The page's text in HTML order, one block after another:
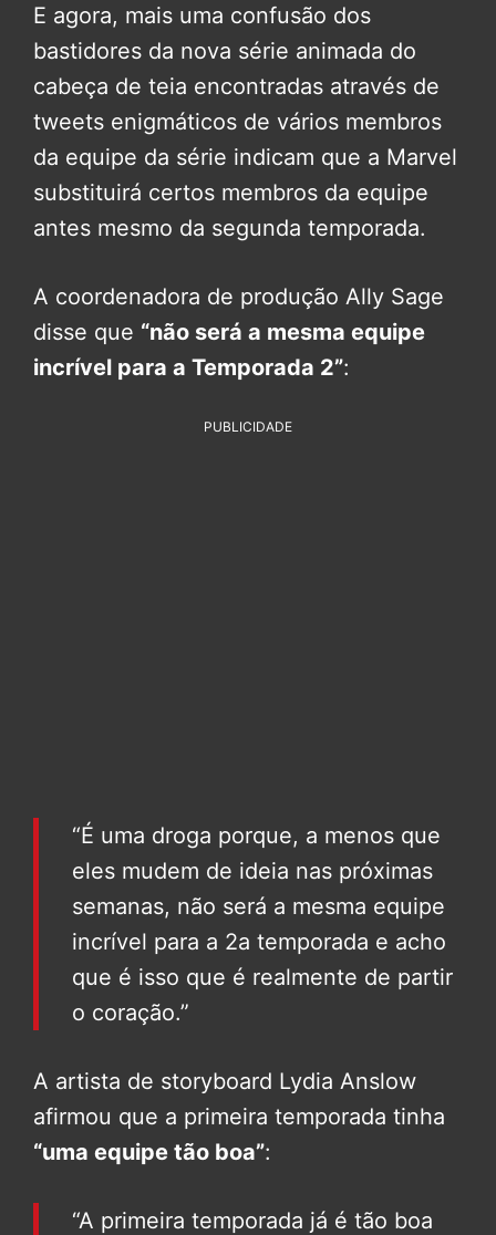
E agora, mais uma confusão dos
bastidores da nova série animada do
cabeça de teia encontradas através de
tweets enigmáticos de vários membros
da equipe da série indicam que a Marvel
substituirá certos membros da equipe
antes mesmo da segunda temporada.
A coordenadora de produção Ally Sage
disse que “não será a mesma equipe
incrível para a Temporada 2”:
PUBLICIDADE
“É uma droga porque, a menos que
eles mudem de ideia nas próximas
semanas, não será a mesma equipe
incrível para a 2a temporada e acho
que é isso que é realmente de partir
o coração.”
A artista de storyboard Lydia Anslow
afirmou que a primeira temporada tinha
“uma equipe tão boa”:
“A primeira temporada já é tão boa